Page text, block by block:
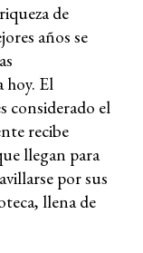
de
años se
hoy. El
considerado el
recibe
llegan para
por sus
llena de